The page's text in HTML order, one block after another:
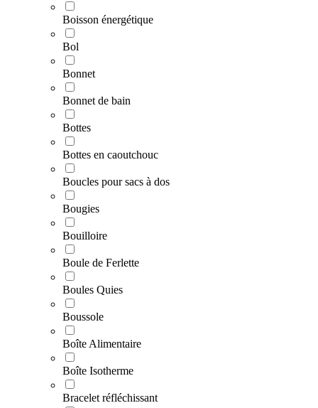
Boisson énergétique
Bol
Bonnet
Bonnet de bain
Bottes
Bottes en caoutchouc
Boucles pour sacs à dos
Bougies
Bouilloire
Boule de Ferlette
Boules Quies
Boussole
Boîte Alimentaire
Boîte Isotherme
Bracelet réfléchissant